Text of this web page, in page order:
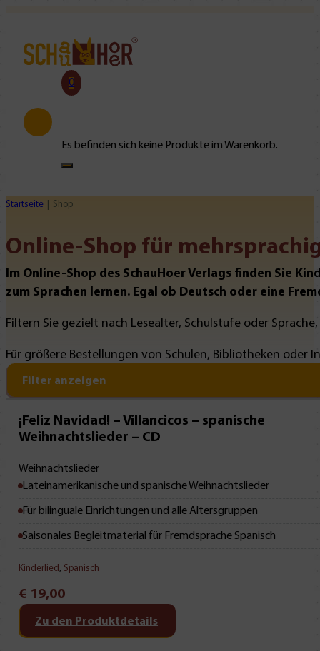
0
Es befinden sich keine Produkte im Warenkorb.
Startseite Shop
Online-Shop für
Im Online-Shop des SchauHoer Verlags finden Sie
zum Sprachen lernen. Egal ob Deutsch oder eine
Filtern Sie gezielt nach Lesealter, Schulstufe oder
Für größere Bestellungen von Schulen, Bibliotheken oder
Filter anzeigen
¡Feliz Navidad! – Villancicos – spanische
Weihnachtslieder – CD
Weihnachtslieder
Lateinamerikanische und spanische Weihnachtslieder
Für bilinguale Einrichtungen und alle Altersgruppen
Saisonales Begleitmaterial für Fremdsprache Spanisch
Kinderlied , Spanisch
€ 19,00
Zu den Produktdetails